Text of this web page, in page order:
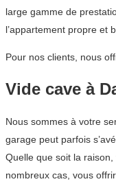
large gamme de
l’appartement propre et
Pour nos clients, nous
Vide cave à
Nous sommes à votre
garage peut parfois
Quelle que soit la
nombreux cas, vous